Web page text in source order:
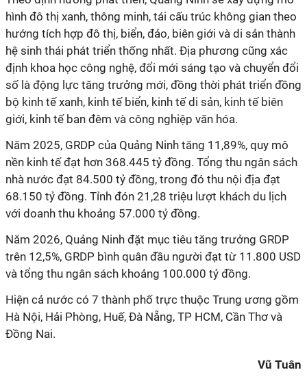
hình đô thị xanh, thông minh, tái cấu trúc không gian theo
hướng tích hợp đô thị, biển, đảo, biên giới và di sản thành
hệ sinh thái phát triển thống nhất. Địa phương cũng xác
định khoa học công nghệ, đổi mới sáng tạo và chuyển đổi
số là động lực tăng trưởng mới, đồng thời phát triển đồng
bộ kinh tế xanh, kinh tế biển, kinh tế di sản, kinh tế biên
giới, kinh tế ban đêm và công nghiệp văn hóa.
Năm 2025, GRDP của Quảng Ninh tăng 11,89%, quy mô
nền kinh tế đạt hơn 368.445 tỷ đồng. Tổng thu ngân sách
nhà nước đạt 84.500 tỷ đồng, trong đó thu nội địa đạt
68.150 tỷ đồng. Tỉnh đón 21,28 triệu lượt khách du lịch
với doanh thu khoảng 57.000 tỷ đồng.
Năm 2026, Quảng Ninh đặt mục tiêu tăng trưởng GRDP
trên 12,5%, GRDP bình quân đầu người đạt từ 11.800 USD
và tổng thu ngân sách khoảng 100.000 tỷ đồng.
Hiện cả nước có 7 thành phố trực thuộc Trung ương gồm
Hà Nội, Hải Phòng, Huế, Đà Nẵng, TP HCM, Cần Thơ và
Đồng Nai.
Vũ Tuân